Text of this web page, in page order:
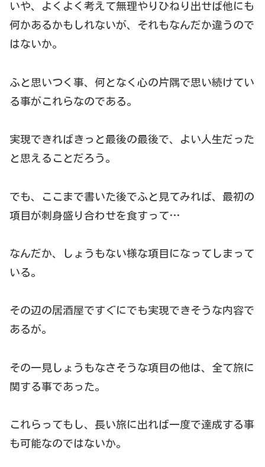
いや、よくよく考えて無理やりひねり出せば他にも
何かあるかもしれないが、それもなんだか違うので
はないか。
ふと思いつく事、何となく心の片隅で思い続けてい
る事がこれらなのである。
実現できればきっと最後の最後で、よい人生だった
と思えることだろう。
でも、ここまで書いた後でふと見てみれば、最初の
項目が刺身盛り合わせを食すって…
なんだか、しょうもない様な項目になってしまって
いる。
その辺の居酒屋ですぐにでも実現できそうな内容で
あるが。
その一見しょうもなさそうな項目の他は、全て旅に
関する事であった。
これらってもし、長い旅に出れば一度で達成する事
も可能なのではないか。